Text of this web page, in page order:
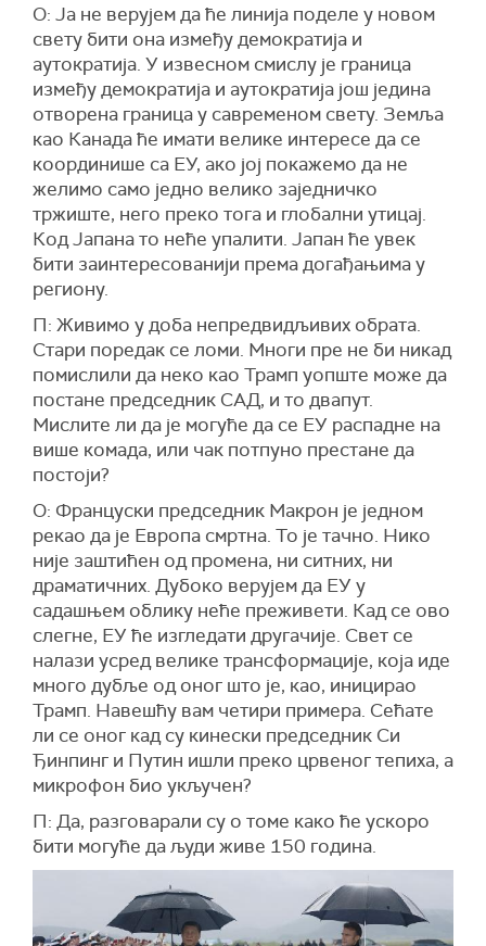
О: Ја не верујем да ће линија поделе у новом
свету бити она између демократија и
аутократија. У извесном смислу је граница
између демократија и аутократија још једина
отворена граница у савременом свету. Земља
као Канада ће имати велике интересе да се
координише са ЕУ, ако јој покажемо да не
желимо само једно велико заједничко
тржиште, него преко тога и глобални утицај.
Код Јапана то неће упалити. Јапан ће увек
бити заинтересованији према догађањима у
региону.
П: Живимо у доба непредвидљивих обрата.
Стари поредак се ломи. Многи пре не би никад
помислили да неко као Трамп уопште може да
постане председник САД, и то двапут.
Мислите ли да је могуће да се ЕУ распадне на
више комада, или чак потпуно престане да
постоји?
О: Француски председник Макрон је једном
рекао да је Европа смртна. То је тачно. Нико
није заштићен од промена, ни ситних, ни
драматичних. Дубоко верујем да ЕУ у
садашњем облику неће преживети. Кад се ово
слегне, ЕУ ће изгледати другачије. Свет се
налази усред велике трансформације, која иде
много дубље од оног што је, као, иницирао
Трамп. Навешћу вам четири примера. Сећате
ли се оног кад су кинески председник Си
Ђинпинг и Путин ишли преко црвеног тепиха, а
микрофон био укључен?
П: Да, разговарали су о томе како ће ускоро
бити могуће да људи живе 150 година.